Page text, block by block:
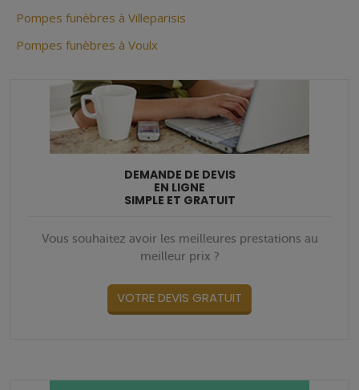
Pompes funèbres à Villeparisis
Pompes funèbres à Voulx
DEMANDE DE DEVIS
EN LIGNE
SIMPLE ET GRATUIT
Vous souhaitez avoir les meilleures prestations au
meilleur prix ?
VOTRE DEVIS GRATUIT